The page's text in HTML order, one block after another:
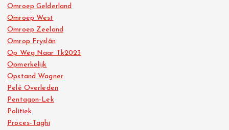
Omroep Gelderland
Omroep West
Omroep Zeeland
Omrop Fryslân
Op Weg Naar Tk2023
Opmerkelijk
Opstand Wagner
Pelé Overleden
Pentagon-Lek
Politiek
Proces-Taghi